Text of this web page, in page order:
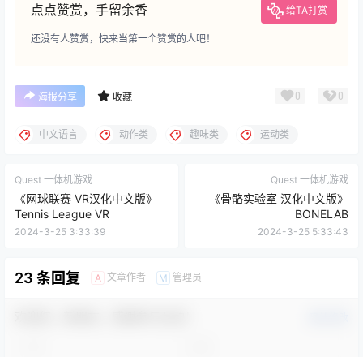
点点赞赏，手留余香 给TA打赏
还没有人赞赏，快来当第一个赞赏的人吧！
海报分享 收藏 0 0
中文语言 动作类 趣味类 运动类
Quest 一体机游戏
《网球联赛 VR汉化中文版》
Tennis League VR
2024-3-25 3:33:39
Quest 一体机游戏
《骨骼实验室 汉化中文版》
BONELAB
2024-3-25 5:33:43
23 条回复 A 文章作者 M 管理员